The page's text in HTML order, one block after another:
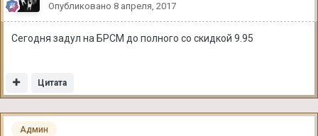
Опубликовано 8 апреля, 2017
Сегодня задул на БРСМ до полного со скидкой 9.95
Цитата
Админ